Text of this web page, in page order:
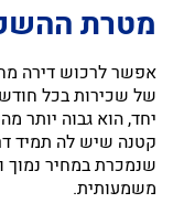
מטרת
אפשר לרכוש דירה
של שכירות בכל
יחד, הוא גבוה יותר
קטנה שיש לה תמיד
שנמכרת במחיר נמוך
משמעותית.